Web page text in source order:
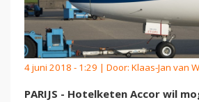
4 juni 2018 - 1:29 | Door: Klaas-Jan van
PARIJS - Hotelketen Accor wil